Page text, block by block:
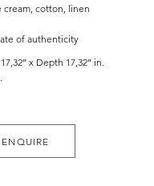
cream, cotton, linen
of authenticity
x Depth 17,32’’ in.
ENQUIRE